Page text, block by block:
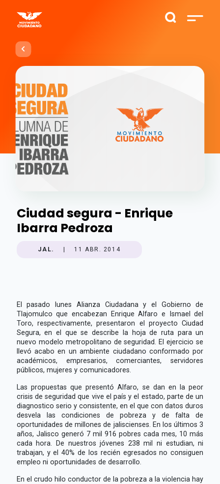
Ciudad segura - Enrique
Ibarra Pedroza
JAL. 11 ABR. 2014
El pasado lunes Alianza Ciudadana y el Gobierno de
Tlajomulco que encabezan Enrique Alfaro e Ismael del
Toro, respectivamente, presentaron el proyecto Ciudad
Segura, en el que se describe la hoja de ruta para un
nuevo modelo metropolitano de seguridad. El ejercicio se
llevó acabo en un ambiente ciudadano conformado por
académicos, empresarios, comerciantes, servidores
públicos, mujeres y comunicadores.
Las propuestas que presentó Alfaro, se dan en la peor
crisis de seguridad que vive el país y el estado, parte de un
diagnostico serio y consistente, en el que con datos duros
desvela las condiciones de pobreza y de falta de
oportunidades de millones de jaliscienses. En los últimos 3
años, Jalisco generó 7 mil 916 pobres cada mes, 10 más
cada hora. De nuestros jóvenes 238 mil ni estudian, ni
trabajan, y el 40% de los recién egresados no consiguen
empleo ni oportunidades de desarrollo.
En el crudo hilo conductor de la pobreza a la violencia hay